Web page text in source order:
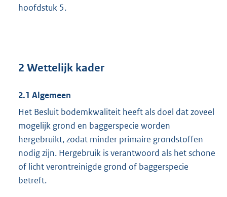
hoofdstuk 5.
2 Wettelijk kader
2.1 Algemeen
Het Besluit bodemkwaliteit heeft als doel dat zoveel
mogelijk grond en baggerspecie worden
hergebruikt, zodat minder primaire grondstoffen
nodig zijn. Hergebruik is verantwoord als het schone
of licht verontreinigde grond of baggerspecie
betreft.